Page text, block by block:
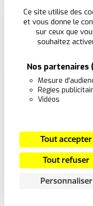
Ce site utilise des
et vous donne le
sur ceux que
souhaitez
Nos partenaires
Mesure
Régies
Vidéos
Tout accepter
Tout refuser
Personnaliser